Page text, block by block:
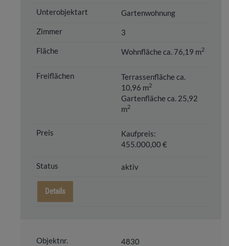
Gartenwohnung
3
Wohnfläche ca. 76,19 m2
Terrassenfläche ca.
10,96 m2
Gartenfläche ca. 25,92
m2
Kaufpreis:
455.000,00 €
aktiv
Details
4830